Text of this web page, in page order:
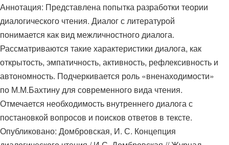
Аннотация: Представлена попытка разработки теории
диалогического чтения. Диалог с литературой
понимается как вид межличностного диалога.
Рассматриваются такие характеристики диалога, как
открытость, эмпатичность, активность, рефлексивность и
автономность. Подчеркивается роль «вненаходимости»
по М.М.Бахтину для современного вида чтения.
Отмечается необходимость внутреннего диалога с
постановкой вопросов и поисков ответов в тексте.
Опубликовано: Домбровская, И. С. Концепция